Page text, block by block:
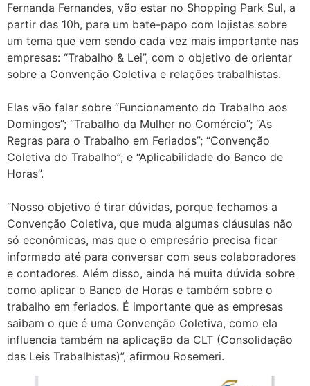
Fernanda Fernandes, vão estar no Shopping Park Sul, a
partir das 10h, para um bate-papo com lojistas sobre
um tema que vem sendo cada vez mais importante nas
empresas: “Trabalho & Lei”, com o objetivo de orientar
sobre a Convenção Coletiva e relações trabalhistas.
Elas vão falar sobre “Funcionamento do Trabalho aos
Domingos”; “Trabalho da Mulher no Comércio”; “As
Regras para o Trabalho em Feriados”; “Convenção
Coletiva do Trabalho”; e “Aplicabilidade do Banco de
Horas”.
“Nosso objetivo é tirar dúvidas, porque fechamos a
Convenção Coletiva, que muda algumas cláusulas não
só econômicas, mas que o empresário precisa ficar
informado até para conversar com seus colaboradores
e contadores. Além disso, ainda há muita dúvida sobre
como aplicar o Banco de Horas e também sobre o
trabalho em feriados. É importante que as empresas
saibam o que é uma Convenção Coletiva, como ela
influencia também na aplicação da CLT (Consolidação
das Leis Trabalhistas)”, afirmou Rosemeri.